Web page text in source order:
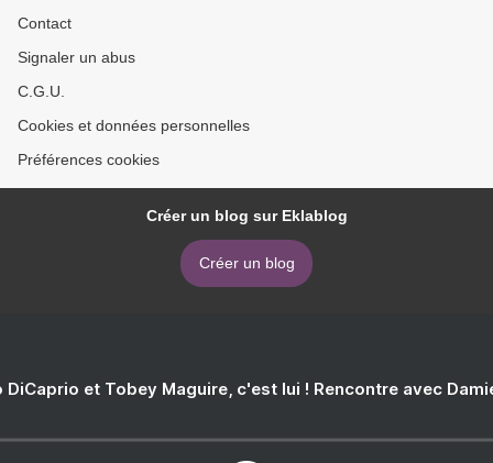
Contact
Signaler un abus
C.G.U.
Cookies et données personnelles
Préférences cookies
Créer un blog sur Eklablog
Créer un blog
DiCaprio et Tobey Maguire, c'est lui ! Rencontre avec